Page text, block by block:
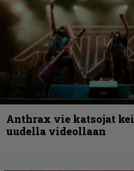
Anthrax vie katsojat
uudella videollaan